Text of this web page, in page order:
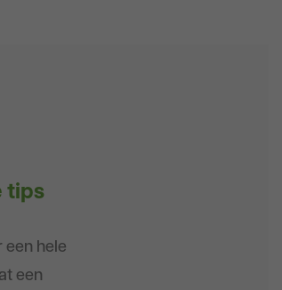
tips
een hele
een